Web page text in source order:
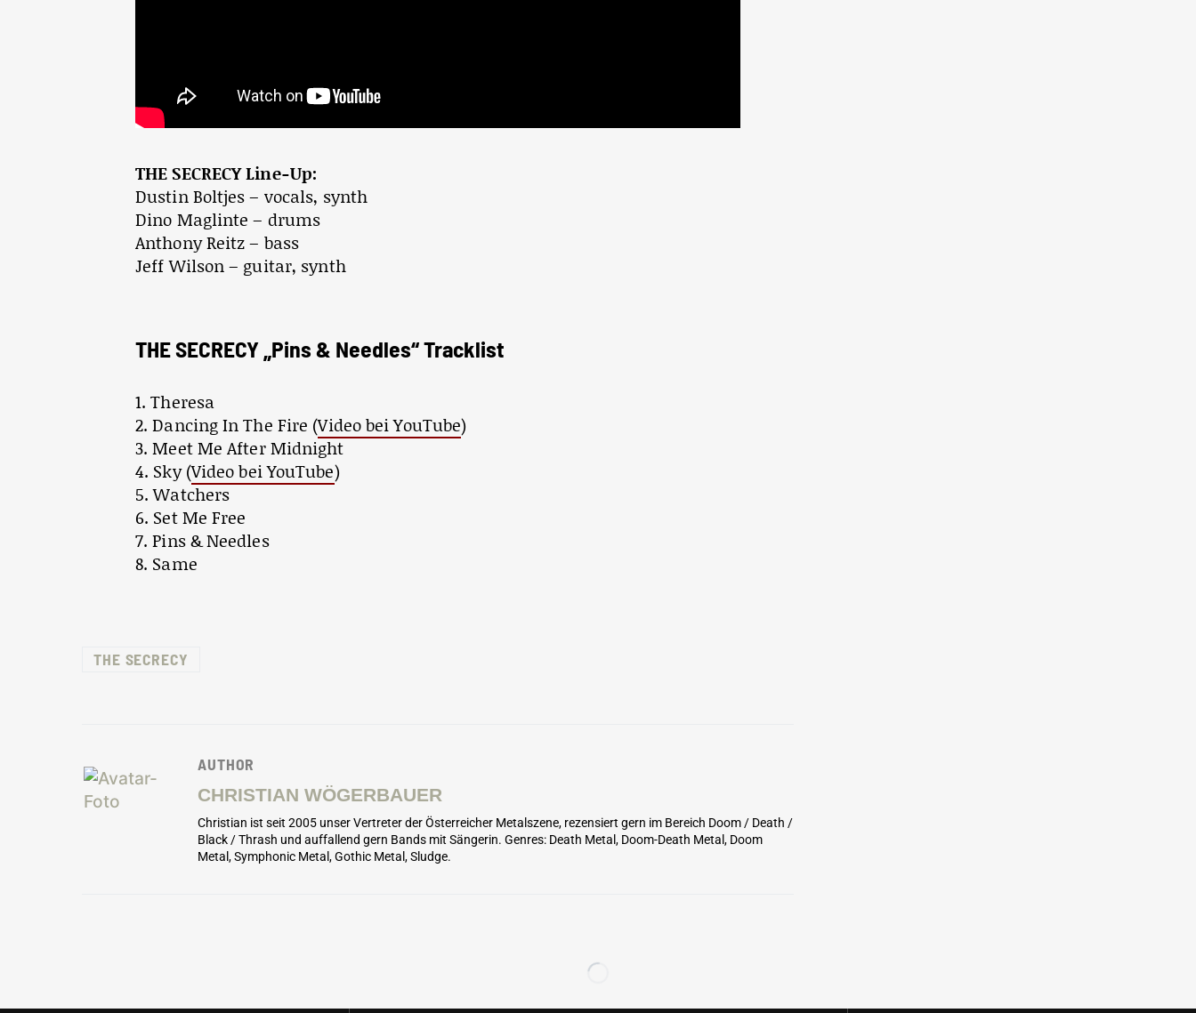
THE SECRECY Line-Up:
Dustin Boltjes – vocals, synth
Dino Maglinte – drums
Anthony Reitz – bass
Jeff Wilson – guitar, synth
THE SECRECY „Pins & Needles“ Tracklist
1. Theresa
2. Dancing In The Fire (Video bei YouTube)
3. Meet Me After Midnight
4. Sky (Video bei YouTube)
5. Watchers
6. Set Me Free
7. Pins & Needles
8. Same
THE SECRECY
AUTHOR
CHRISTIAN WÖGERBAUER
Christian ist seit 2005 unser Vertreter der Österreicher Metalszene, rezensiert gern im Bereich Doom / Death /
Black / Thrash und auffallend gern Bands mit Sängerin. Genres: Death Metal, Doom-Death Metal, Doom
Metal, Symphonic Metal, Gothic Metal, Sludge.